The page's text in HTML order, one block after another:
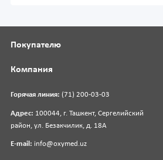
Горячая линия: (71) 200-03-03
Адрес: 100044, г. Ташкент, Сергелийский
район, ул. Безакчилик, д. 18А
E-mail: info@oxymed.uz
Покупателю
Компания